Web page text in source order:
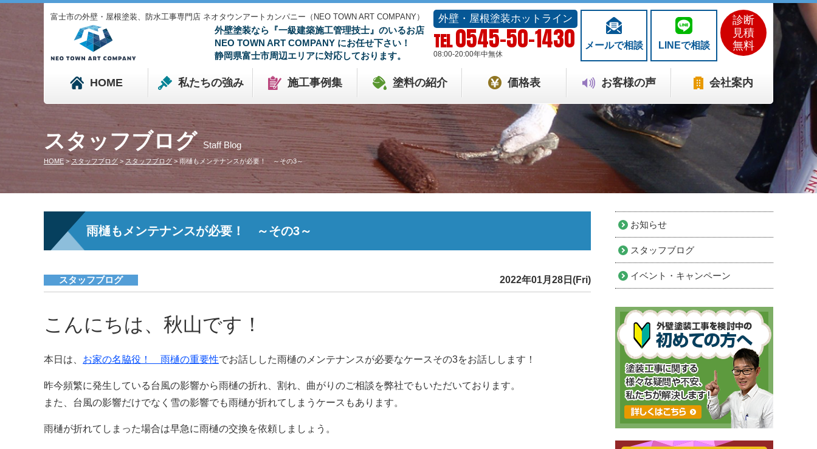
富士市の外壁・屋根塗装、防水工事専門店 ネオタウンアートカンパニー（NEO TOWN ART COMPANY）
外壁塗装なら『一級建築施工管理技士』のいるお店
NEO TOWN ART COMPANY にお任せ下さい！
静岡県富士市周辺エリアに対応しております。
外壁・屋根塗装ホットライン
TEL0545-50-1430
08:00-20:00年中無休
メールで相談 LINEで相談
診断
見積
無料
HOME 私たちの強み 施工事例集 塗料の紹介 価格表 お客様の声 会社案内
スタッフブログStaff Blog
HOME > スタッフブログ > スタッフブログ>雨樋もメンテナンスが必要！ ～その3～
雨樋もメンテナンスが必要！ ～その3～
スタッフブログ 2022年01月28日(Fri)
こんにちは、秋山です！
本日は、 お家の名脇役！ 雨樋の重要性でお話しした雨樋のメンテナンスが必要なケースその3をお話しします！
昨今頻繁に発生している台風の影響から雨樋の折れ、割れ、曲がりのご相談を弊社でもいただいております。
また、台風の影響だけでなく雪の影響でも雨樋が折れてしまうケースもあります。
雨樋が折れてしまった場合は早急に雨樋の交換を依頼しましょう。
お知らせ
スタッフブログ
イベント・キャンペーン